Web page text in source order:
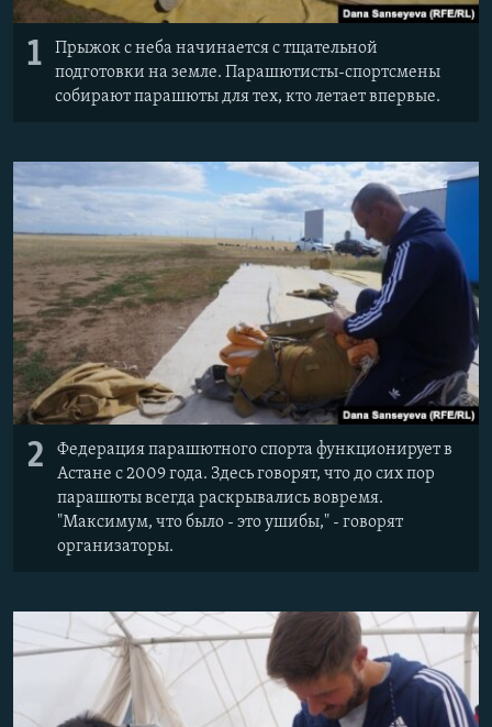
1
Прыжок с неба начинается с тщательной
подготовки на земле. Парашютисты-спортсмены
собирают парашюты для тех, кто летает впервые.
2
Федерация парашютного спорта функционирует в
Астане с 2009 года. Здесь говорят, что до сих пор
парашюты всегда раскрывались вовремя.
"Максимум, что было - это ушибы," - говорят
организаторы.